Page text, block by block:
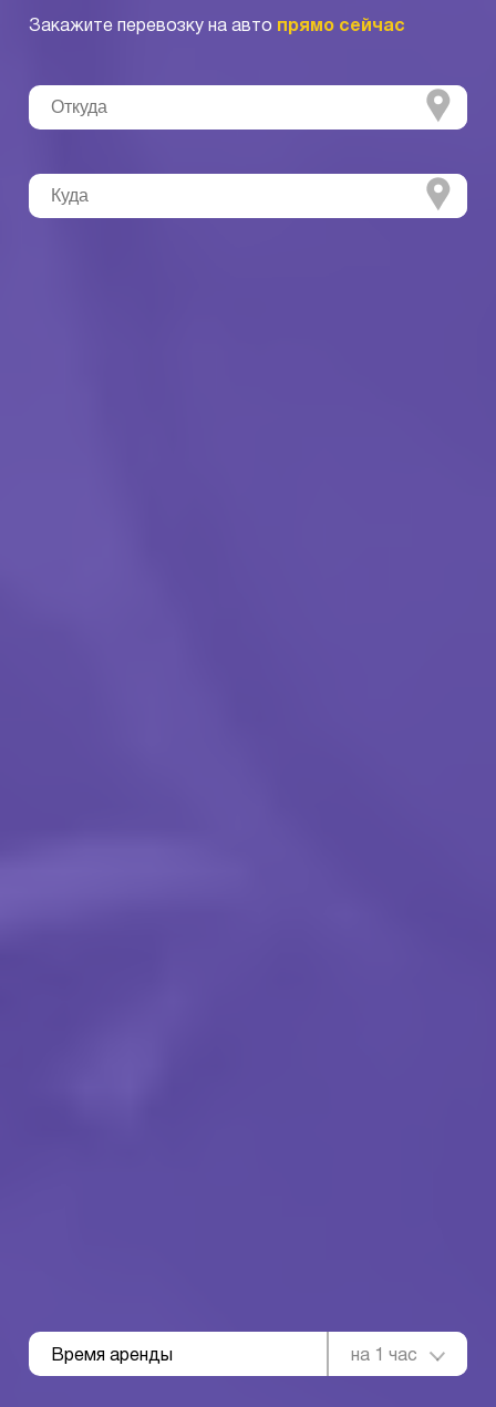
Закажите перевозку на авто прямо сейчас
Время аренды на 1 час